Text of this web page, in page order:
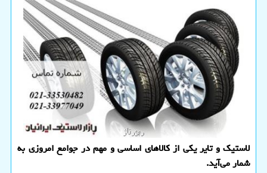
لاستیک و تایر یکی از کالاهای اساسی و مهم در جوامع امروزی به
شمار می‌آید.